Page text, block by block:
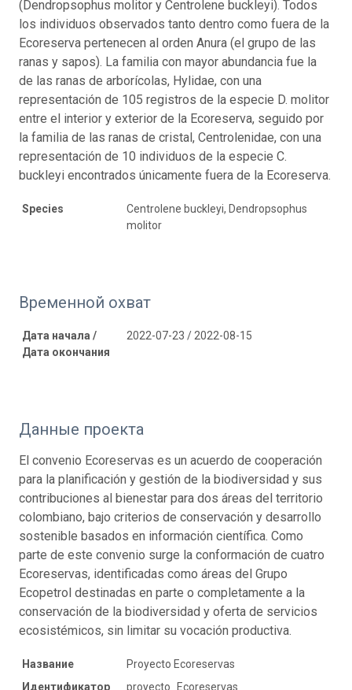
(Dendropsophus molitor y Centrolene buckleyi). Todos
los individuos observados tanto dentro como fuera de la
Ecoreserva pertenecen al orden Anura (el grupo de las
ranas y sapos). La familia con mayor abundancia fue la
de las ranas de arborícolas, Hylidae, con una
representación de 105 registros de la especie D. molitor
entre el interior y exterior de la Ecoreserva, seguido por
la familia de las ranas de cristal, Centrolenidae, con una
representación de 10 individuos de la especie C.
buckleyi encontrados únicamente fuera de la Ecoreserva.
Species
Centrolene buckleyi, Dendropsophus
molitor
Временной охват
Дата начала /
Дата окончания
2022-07-23 / 2022-08-15
Данные проекта
El convenio Ecoreservas es un acuerdo de cooperación
para la planificación y gestión de la biodiversidad y sus
contribuciones al bienestar para dos áreas del territorio
colombiano, bajo criterios de conservación y desarrollo
sostenible basados en información científica. Como
parte de este convenio surge la conformación de cuatro
Ecoreservas, identificadas como áreas del Grupo
Ecopetrol destinadas en parte o completamente a la
conservación de la biodiversidad y oferta de servicios
ecosistémicos, sin limitar su vocación productiva.
Название
Proyecto Ecoreservas
Идентификатор
proyecto_Ecoreservas